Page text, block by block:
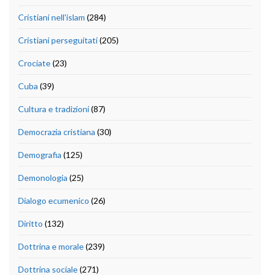
Cristiani nell'islam (284)
Cristiani perseguitati(205)
Crociate(23)
Cuba (39)
Cultura e tradizioni(87)
Democrazia cristiana (30)
Demografia (125)
Demonologia (25)
Dialogo ecumenico (26)
Diritto (132)
Dottrina e morale(239)
Dottrina sociale(271)